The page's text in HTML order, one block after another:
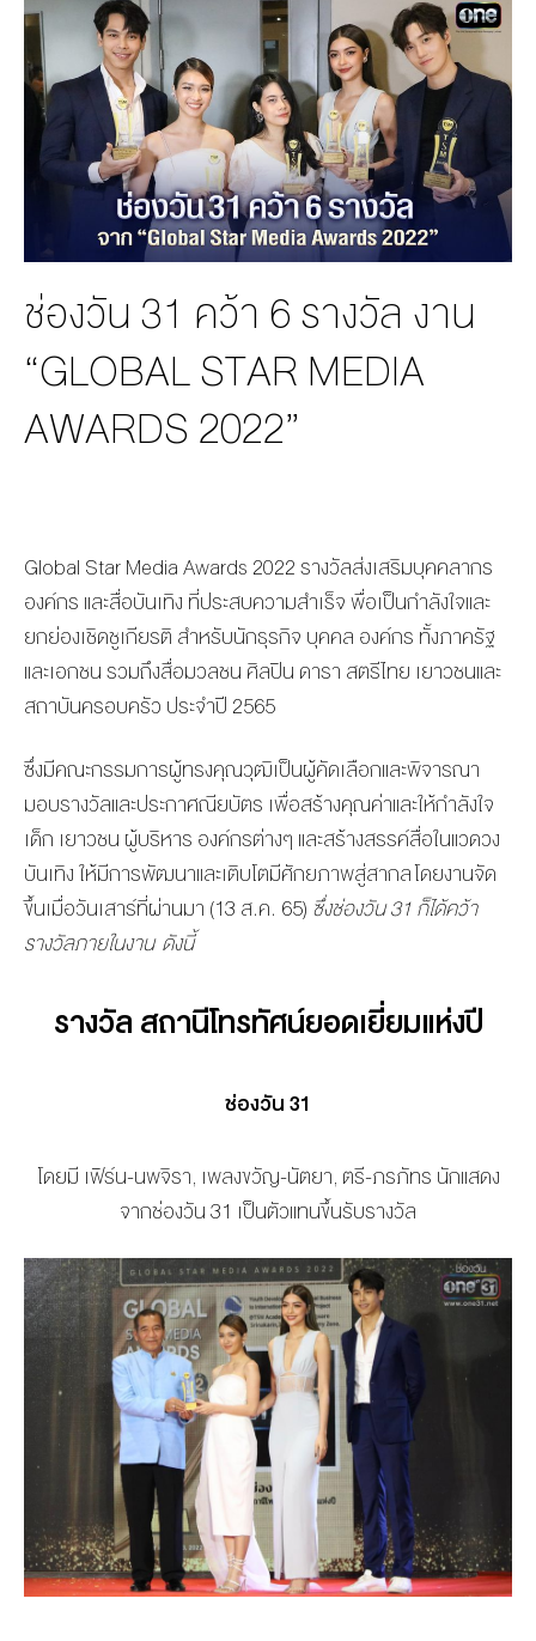
BOARD OF
DIRECTORS
MANAGEMENT
TEAM
ORGANIZATION
CHART
AWARDS
ACTS
STUDIO
ช่องวัน 31 คว้า 6 รางวัล งาน
“GLOBAL STAR MEDIA
AWARDS 2022”
Global Star Media Awards 2022 รางวัลส่งเสริมบุคคลากร
องค์กร และสื่อบันเทิง ที่ประสบความสำเร็จ พื่อเป็นกำลังใจและ
ยกย่องเชิดชูเกียรติ สำหรับนักธุรกิจ บุคคล องค์กร ทั้งภาครัฐ
และเอกชน รวมถึงสื่อมวลชน ศิลปิน ดารา สตรีไทย เยาวชนและ
สถาบันครอบครัว ประจำปี 2565
ซึ่งมีคณะกรรมการผู้ทรงคุณวุฒิเป็นผู้คัดเลือกและพิจารณา
มอบรางวัลและประกาศณียบัตร เพื่อสร้างคุณค่าและให้กำลังใจ
เด็ก เยาวชน ผู้บริหาร องค์กรต่างๆ และสร้างสรรค์สื่อในแวดวง
บันเทิง ให้มีการพัฒนาและเติบโตมีศักยภาพสู่สากล โดยงานจัด
ขึ้นเมื่อวันเสาร์ที่ผ่านมา (13 ส.ค. 65) ซึ่งช่องวัน 31 ก็ได้คว้า
รางวัลภายในงาน ดังนี้
รางวัล สถานีโทรทัศน์ยอดเยี่ยมแห่งปี
ช่องวัน 31
โดยมี เฟิร์น-นพจิรา, เพลงขวัญ-นัตยา, ตรี-ภรภัทร นักแสดง
จากช่องวัน 31 เป็นตัวแทนขึ้นรับรางวัล